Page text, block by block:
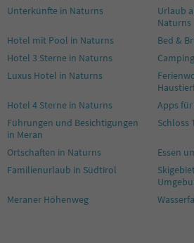
Unterkünfte in Naturns
Urlaub
Naturns
Hotel mit Pool in Naturns
Bed &
Hotel 3 Sterne in Naturns
Luxus Hotel in Naturns
Hotel 4 Sterne in Naturns
Apps
Führungen und Besichtigungen
in Meran
Schloss
Ortschaften in Naturns
Essen
Familienurlaub in Südtirol
Meraner Höhenweg